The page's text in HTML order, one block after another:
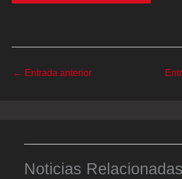
← Entrada anterior
Noticias Relacionadas